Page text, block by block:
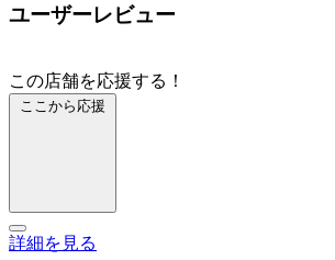
ユーザーレビュー
この店舗を応援する！
ここから応援
詳細を見る